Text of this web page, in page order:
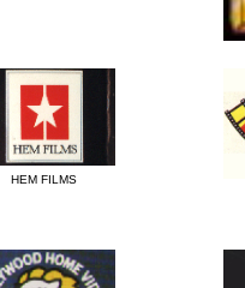
HEM FILMS